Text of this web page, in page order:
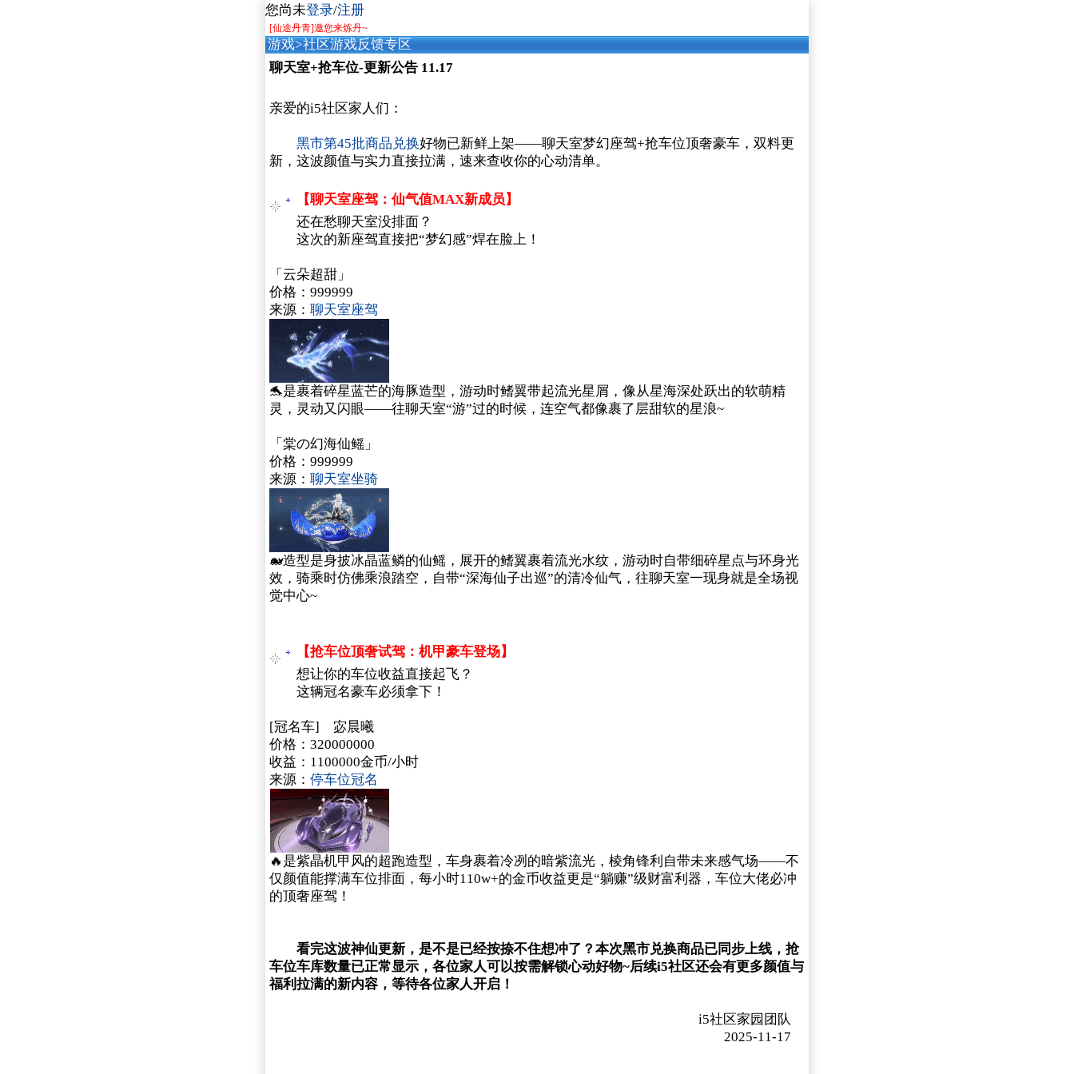
您尚未登录/注册
[仙途丹青]邀您来炼丹~
游戏>社区游戏反馈专区
聊天室+抢车位-更新公告 11.17
亲爱的i5社区家人们：
黑市第45批商品兑换好物已新鲜上架——聊天室梦幻座驾+抢车位顶奢豪车，双料更
新，这波颜值与实力直接拉满，速来查收你的心动清单。
【聊天室座驾：仙气值MAX新成员】
还在愁聊天室没排面？
这次的新座驾直接把“梦幻感”焊在脸上！
「云朵超甜」
价格：999999
来源： 聊天室座驾
🐬是裹着碎星蓝芒的海豚造型，游动时鳍翼带起流光星屑，像从星海深处跃出的软萌精
灵，灵动又闪眼——往聊天室“游”过的时候，连空气都像裹了层甜软的星浪~
「棠の幻海仙鳐」
价格：999999
来源： 聊天室坐骑
🐋造型是身披冰晶蓝鳞的仙鳐，展开的鳍翼裹着流光水纹，游动时自带细碎星点与环身光
效，骑乘时仿佛乘浪踏空，自带“深海仙子出巡”的清冷仙气，往聊天室一现身就是全场视
觉中心~
【抢车位顶奢试驾：机甲豪车登场】
想让你的车位收益直接起飞？
这辆冠名豪车必须拿下！
[冠名车] 宓晨曦
价格：320000000
收益：1100000金币/小时
来源： 停车位冠名
🔥是紫晶机甲风的超跑造型，车身裹着冷冽的暗紫流光，棱角锋利自带未来感气场——不
仅颜值能撑满车位排面，每小时110w+的金币收益更是“躺赚”级财富利器，车位大佬必冲
的顶奢座驾！
看完这波神仙更新，是不是已经按捺不住想冲了？本次黑市兑换商品已同步上线，抢
车位车库数量已正常显示，各位家人可以按需解锁心动好物~后续i5社区还会有更多颜值与
福利拉满的新内容，等待各位家人开启！
i5社区家园团队
2025-11-17